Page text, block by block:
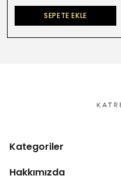
SEPETE EKLE
Kategoriler
Hakkımızda